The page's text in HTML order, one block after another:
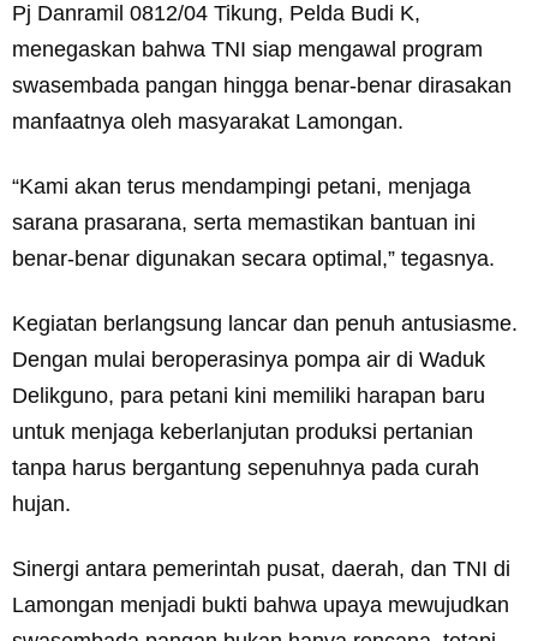
Pj Danramil 0812/04 Tikung, Pelda Budi K,
menegaskan bahwa TNI siap mengawal program
swasembada pangan hingga benar-benar dirasakan
manfaatnya oleh masyarakat Lamongan.
“Kami akan terus mendampingi petani, menjaga
sarana prasarana, serta memastikan bantuan ini
benar-benar digunakan secara optimal,” tegasnya.
Kegiatan berlangsung lancar dan penuh antusiasme.
Dengan mulai beroperasinya pompa air di Waduk
Delikguno, para petani kini memiliki harapan baru
untuk menjaga keberlanjutan produksi pertanian
tanpa harus bergantung sepenuhnya pada curah
hujan.
Sinergi antara pemerintah pusat, daerah, dan TNI di
Lamongan menjadi bukti bahwa upaya mewujudkan